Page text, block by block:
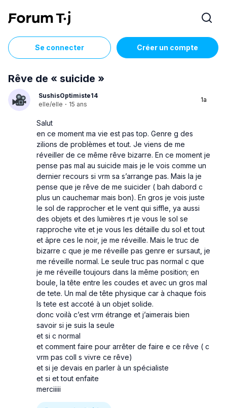
Se connecter Créer un compte
Rêve de « suicide »
SushisOptimiste14
elle/elle · 15 ans
1a
Salut
en ce moment ma vie est pas top. Genre g des
zilions de problèmes et tout. Je viens de me
réveiller de ce même rêve bizarre. En ce moment je
pense pas mal au suicide mais je le vois comme un
dernier recours si vrm sa s’arrange pas. Mais la je
pense que je rêve de me suicider ( bah dabord c
plus un cauchemar mais bon). En gros je vois juste
le sol de rapprocher et le vent qui siffle, ya aussi
des objets et des lumières rt je vous le sol se
rapproche vite et je vous les détaille du sol et tout
et âpre ces le noir, je me réveille. Mais le truc de
bizarre c que je me réveille pas genre er sursaut, je
me réveille normal. Le seule truc pas normal c que
je me réveille toujours dans la même position; en
boule, la tête entre les coudes et avec un gros mal
de tete. Un mal de tête physique car à chaque fois
ls tete est accoté à un objet solide.
donc voilà c’est vrm étrange et j’aimerais bien
savoir si je suis la seule
et si c normal
et comment faire pour arrêter de faire e ce rêve ( c
vrm pas coll s vivre ce rêve)
et si je devais en parler à un spécialiste
et si et tout enfaite
merciiiii